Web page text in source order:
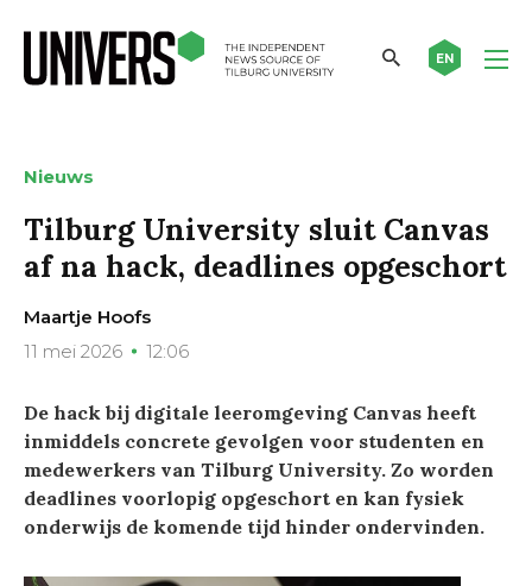
EN
Nieuws
Tilburg University sluit Canvas
af na hack, deadlines opgeschort
Maartje Hoofs
11 mei 2026
12:06
De hack bij digitale leeromgeving Canvas heeft
inmiddels concrete gevolgen voor studenten en
medewerkers van Tilburg University. Zo worden
deadlines voorlopig opgeschort en kan fysiek
onderwijs de komende tijd hinder ondervinden.